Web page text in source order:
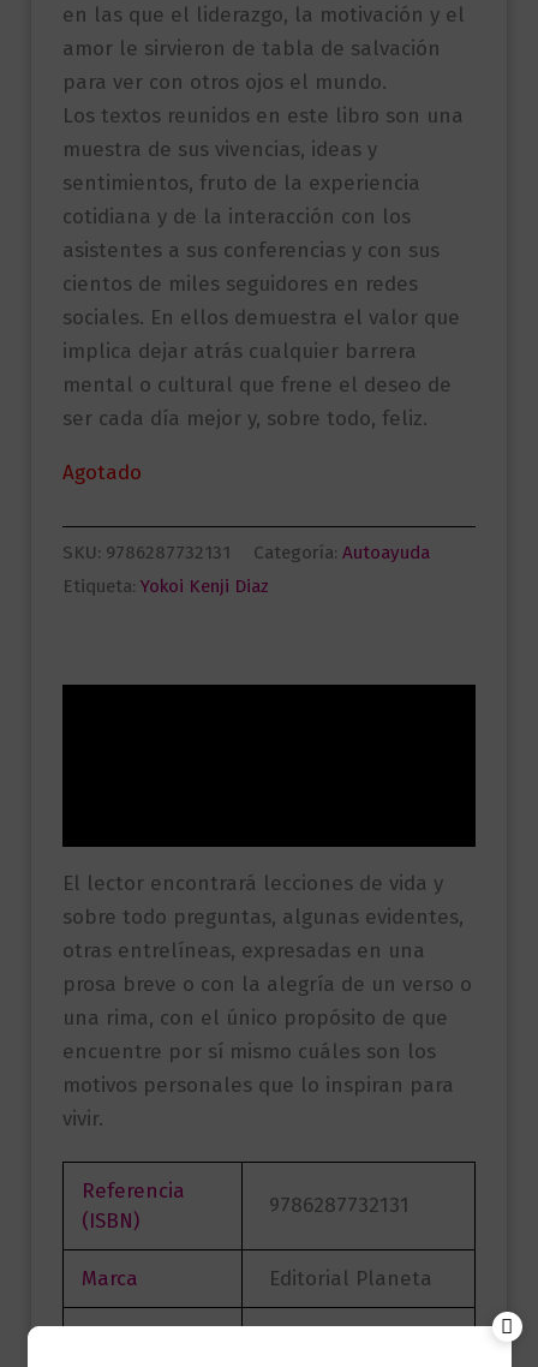
en las que el liderazgo, la motivación y el
amor le sirvieron de tabla de salvación
para ver con otros ojos el mundo.
Los textos reunidos en este libro son una
muestra de sus vivencias, ideas y
sentimientos, fruto de la experiencia
cotidiana y de la interacción con los
asistentes a sus conferencias y con sus
cientos de miles seguidores en redes
sociales. En ellos demuestra el valor que
implica dejar atrás cualquier barrera
mental o cultural que frene el deseo de
ser cada día mejor y, sobre todo, feliz.
Agotado
SKU: 9786287732131 Categoría: Autoayuda
Etiqueta: Yokoi Kenji Diaz
El lector encontrará lecciones de vida y
sobre todo preguntas, algunas evidentes,
otras entrelíneas, expresadas en una
prosa breve o con la alegría de un verso o
una rima, con el único propósito de que
encuentre por sí mismo cuáles son los
motivos personales que lo inspiran para
vivir.
Referencia
(ISBN)
9786287732131
Marca Editorial Planeta